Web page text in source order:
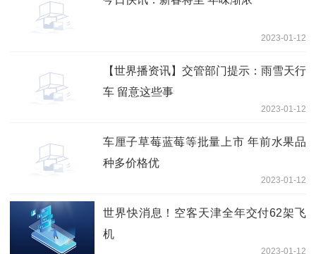
2023-01-12
【世界播资讯】交管部门提示：雨雪天行
车 留意这些事
2023-01-12
车厘子草莓蓝莓等批量上市 年前水果品
种多价格优
2023-01-12
世界快消息！空客天津全年交付62架飞
机
2023-01-12